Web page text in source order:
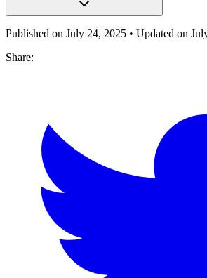
Published on July 24, 2025 • Updated on
Share: